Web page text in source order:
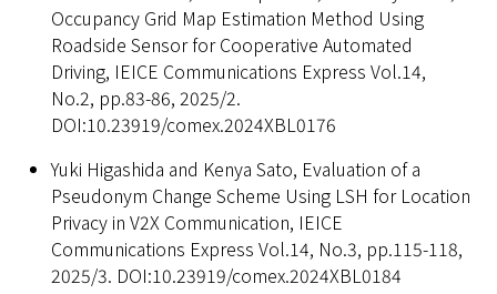
Occupancy Grid Map Estimation Method Using
Roadside Sensor for Cooperative Automated
Driving, IEICE Communications Express Vol.14,
No.2, pp.83-86, 2025/2.
DOI:10.23919/comex.2024XBL0176
Yuki Higashida and Kenya Sato, Evaluation of a
Pseudonym Change Scheme Using LSH for Location
Privacy in V2X Communication, IEICE
Communications Express Vol.14, No.3, pp.115-118,
2025/3. DOI:10.23919/comex.2024XBL0184